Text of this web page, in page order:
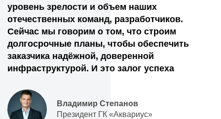
уровень зрелости и объем наших
отечественных команд, разработчиков.
Сейчас мы говорим о том, что строим
долгосрочные планы, чтобы обеспечить
заказчика надёжной, доверенной
инфраструктурой. И это залог успеха
Владимир Степанов
Президент ГК «Аквариус»